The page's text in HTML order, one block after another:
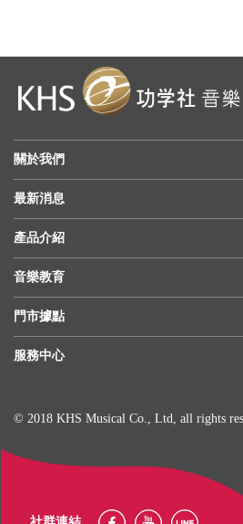
關於我們
最新消息
產品介紹
音樂教育
門市據點
服務中心
© 2018 KHS Musical Co., Ltd, all rights